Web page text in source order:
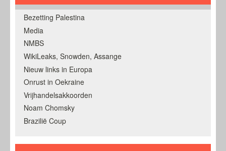
Bezetting Palestina
Media
NMBS
WikiLeaks, Snowden, Assange
Nieuw links in Europa
Onrust in Oekraine
Vrijhandelsakkoorden
Noam Chomsky
Brazilië Coup